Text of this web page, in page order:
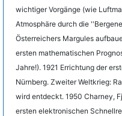
wichtiger Vorgänge (wie
Atmosphäre durch die
Österreichers Margules
ersten mathematischen
Jahre!). 1921 Errichtung der
Nürnberg. Zweiter Weltkrieg:
wird entdeckt. 1950 Charney,
ersten elektronischen